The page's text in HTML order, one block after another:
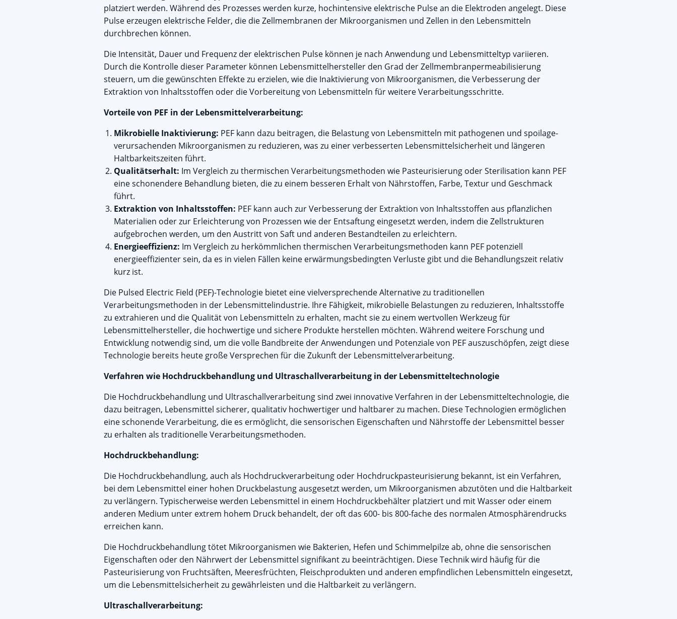
platziert werden. Während des Prozesses werden kurze, hochintensive elektrische Pulse an die Elektroden angelegt. Diese
Pulse erzeugen elektrische Felder, die die Zellmembranen der Mikroorganismen und Zellen in den Lebensmitteln
durchbrechen können.
Die Intensität, Dauer und Frequenz der elektrischen Pulse können je nach Anwendung und Lebensmitteltyp variieren.
Durch die Kontrolle dieser Parameter können Lebensmittelhersteller den Grad der Zellmembranpermeabilisierung
steuern, um die gewünschten Effekte zu erzielen, wie die Inaktivierung von Mikroorganismen, die Verbesserung der
Extraktion von Inhaltsstoffen oder die Vorbereitung von Lebensmitteln für weitere Verarbeitungsschritte.
Vorteile von PEF in der Lebensmittelverarbeitung:
Mikrobielle Inaktivierung: PEF kann dazu beitragen, die Belastung von Lebensmitteln mit pathogenen und spoilage-
verursachenden Mikroorganismen zu reduzieren, was zu einer verbesserten Lebensmittelsicherheit und längeren
Haltbarkeitszeiten führt.
Qualitätserhalt: Im Vergleich zu thermischen Verarbeitungsmethoden wie Pasteurisierung oder Sterilisation kann PEF
eine schonendere Behandlung bieten, die zu einem besseren Erhalt von Nährstoffen, Farbe, Textur und Geschmack
führt.
Extraktion von Inhaltsstoffen: PEF kann auch zur Verbesserung der Extraktion von Inhaltsstoffen aus pflanzlichen
Materialien oder zur Erleichterung von Prozessen wie der Entsaftung eingesetzt werden, indem die Zellstrukturen
aufgebrochen werden, um den Austritt von Saft und anderen Bestandteilen zu erleichtern.
Energieeffizienz: Im Vergleich zu herkömmlichen thermischen Verarbeitungsmethoden kann PEF potenziell
energieeffizienter sein, da es in vielen Fällen keine erwärmungsbedingten Verluste gibt und die Behandlungszeit relativ
kurz ist.
Die Pulsed Electric Field (PEF)-Technologie bietet eine vielversprechende Alternative zu traditionellen
Verarbeitungsmethoden in der Lebensmittelindustrie. Ihre Fähigkeit, mikrobielle Belastungen zu reduzieren, Inhaltsstoffe
zu extrahieren und die Qualität von Lebensmitteln zu erhalten, macht sie zu einem wertvollen Werkzeug für
Lebensmittelhersteller, die hochwertige und sichere Produkte herstellen möchten. Während weitere Forschung und
Entwicklung notwendig sind, um die volle Bandbreite der Anwendungen und Potenziale von PEF auszuschöpfen, zeigt diese
Technologie bereits heute große Versprechen für die Zukunft der Lebensmittelverarbeitung.
Verfahren wie Hochdruckbehandlung und Ultraschallverarbeitung in der Lebensmitteltechnologie
Die Hochdruckbehandlung und Ultraschallverarbeitung sind zwei innovative Verfahren in der Lebensmitteltechnologie, die
dazu beitragen, Lebensmittel sicherer, qualitativ hochwertiger und haltbarer zu machen. Diese Technologien ermöglichen
eine schonende Verarbeitung, die es ermöglicht, die sensorischen Eigenschaften und Nährstoffe der Lebensmittel besser
zu erhalten als traditionelle Verarbeitungsmethoden.
Hochdruckbehandlung:
Die Hochdruckbehandlung, auch als Hochdruckverarbeitung oder Hochdruckpasteurisierung bekannt, ist ein Verfahren,
bei dem Lebensmittel einer hohen Druckbelastung ausgesetzt werden, um Mikroorganismen abzutöten und die Haltbarkeit
zu verlängern. Typischerweise werden Lebensmittel in einem Hochdruckbehälter platziert und mit Wasser oder einem
anderen Medium unter extrem hohem Druck behandelt, der oft das 600- bis 800-fache des normalen Atmosphärendrucks
erreichen kann.
Die Hochdruckbehandlung tötet Mikroorganismen wie Bakterien, Hefen und Schimmelpilze ab, ohne die sensorischen
Eigenschaften oder den Nährwert der Lebensmittel signifikant zu beeinträchtigen. Diese Technik wird häufig für die
Pasteurisierung von Fruchtsäften, Meeresfrüchten, Fleischprodukten und anderen empfindlichen Lebensmitteln eingesetzt,
um die Lebensmittelsicherheit zu gewährleisten und die Haltbarkeit zu verlängern.
Ultraschallverarbeitung: